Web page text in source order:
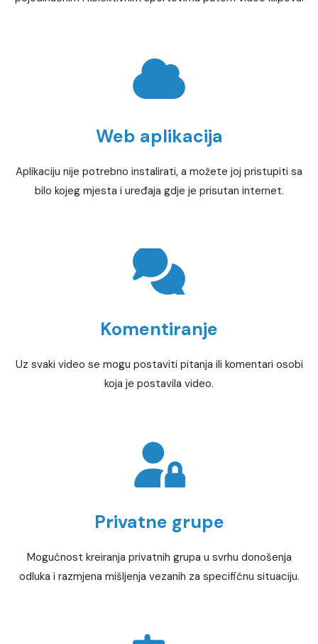
Web aplikacija
Aplikaciju nije potrebno instalirati, a možete joj pristupiti sa
bilo kojeg mjesta i uređaja gdje je prisutan internet.
Komentiranje
Uz svaki video se mogu postaviti pitanja ili komentari osobi
koja je postavila video.
Privatne grupe
Mogućnost kreiranja privatnih grupa u svrhu donošenja
odluka i razmjena mišljenja vezanih za specifičnu situaciju.